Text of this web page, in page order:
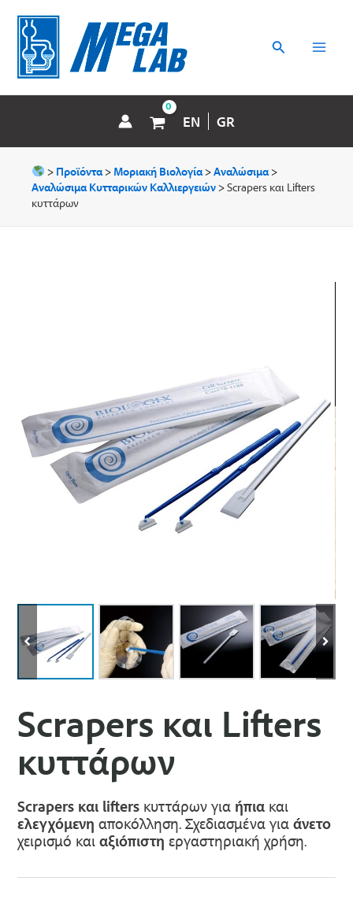
περιεχόμενο
Αναζήτηση
EN GR
> Προϊόντα> Μοριακή Βιολογία>Αναλώσιμα>
Αναλώσιμα Κυτταρικών Καλλιεργειών>Scrapers και Lifters
κυττάρων
Scrapers και Lifters
κυττάρων
Scrapers και lifters κυττάρων για ήπια και
ελεγχόμενη αποκόλληση. Σχεδιασμένα γιαάνετο
χειρισμό καιαξιόπιστη εργαστηριακή χρήση.